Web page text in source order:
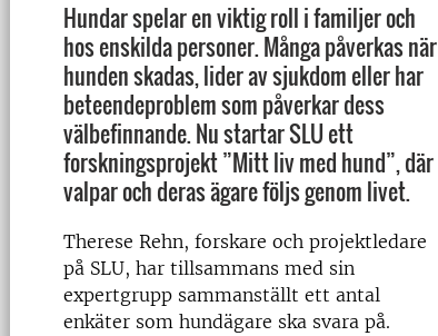
Hundar spelar en viktig roll i familjer och
hos enskilda personer. Många påverkas när
hunden skadas, lider av sjukdom eller har
beteendeproblem som påverkar dess
välbefinnande. Nu startar SLU ett
forskningsprojekt ”Mitt liv med hund”, där
valpar och deras ägare följs genom livet.
Therese Rehn, forskare och projektledare
på SLU, har tillsammans med sin
expertgrupp sammanställt ett antal
enkäter som hundägare ska svara på.